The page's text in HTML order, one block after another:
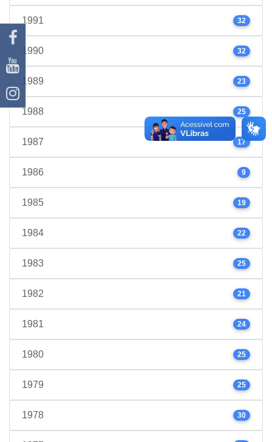
1991 32
1990 32
1989 23
1988 25
1987 17
1986 9
1985 19
1984 22
1983 25
1982 21
1981 24
1980 25
1979 25
1978 30